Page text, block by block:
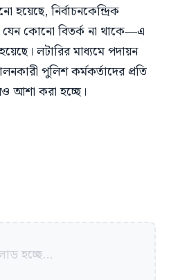
নির্বাচনকেন্দ্রিক
যেন কোনো বিতর্ক না থাকে—এ
লটারির মাধ্যমে পদায়ন
পুলিশ কর্মকর্তাদের প্রতি
আশা করা হচ্ছে।
হচ্ছে...